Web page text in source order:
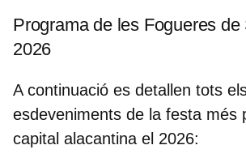
Programa de les Fogueres de
2026
A continuació es detallen tots
esdeveniments de la festa més
capital alacantina el 2026: